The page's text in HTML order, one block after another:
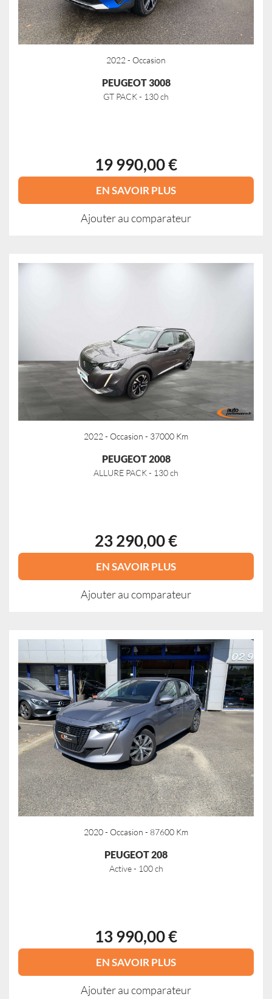
2022 - Occasion
PEUGEOT 3008
GT PACK - 130 ch
19 990,00 €
EN SAVOIR PLUS
Ajouter au comparateur
2022 - Occasion - 37000 Km
PEUGEOT 2008
ALLURE PACK - 130 ch
23 290,00 €
EN SAVOIR PLUS
Ajouter au comparateur
2020 - Occasion - 87600 Km
PEUGEOT 208
Active - 100 ch
13 990,00 €
EN SAVOIR PLUS
Ajouter au comparateur